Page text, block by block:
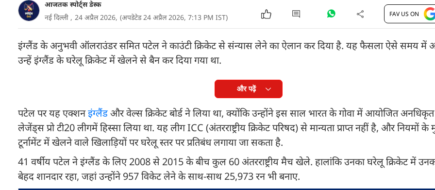
आजतक स्पोर्ट्स डेस्क
नई दिल्ली , 24 अप्रैल 2026, (अपडेटेड 24 अप्रैल 2026, 7:13 PM IST) FAV US ON
इंग्लैंड के अनुभवी ऑलराउंडर सम‍ित पटेल ने काउंटी क्रिकेट से संन्यास लेने का ऐलान कर दिया है. यह फैसला ऐसे समय में
उन्हें इंग्लैंड के घरेलू क्रिकेट में खेलने से बैन कर दिया गया था.
और पढ़ें
पटेल पर यह एक्शनइंग्लैंडऔर वेल्स क्रिकेट बोर्ड ने लिया था, क्योंकि उन्होंने इस साल भारत के गोवा में आयोजित अनधिकृत
लेजेंड्स प्रो टी20 लीगमें हिस्सा लिया था. यह लीग ICC (अंतरराष्ट्रीय क्रिकेट परिषद) से मान्यता प्राप्त नहीं है, और नियमों
टूर्नामेंट में खेलने वाले खिलाड़ियों पर घरेलू स्तर पर प्रतिबंध लगाया जा सकता है.
41 वर्षीय पटेल ने इंग्लैंड के लिए 2008 से 2015 के बीच कुल 60 अंतरराष्ट्रीय मैच खेले. हालांकि उनका घरेलू क्रिकेट में उनका
बेहद शानदार रहा, जहां उन्होंने 957 विकेट लेने के साथ-साथ 25,973 रन भी बनाए.